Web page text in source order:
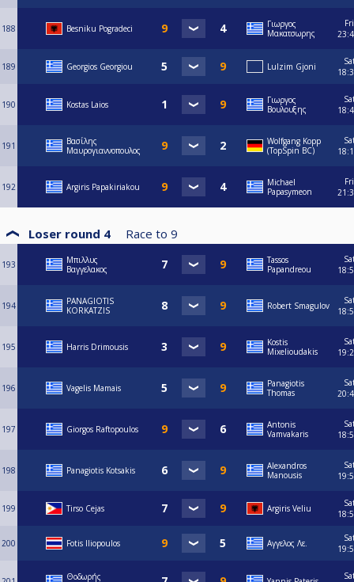
188 Besniku Pogradeci
Γιωργος
Μακατσωρης
Fri
189 Georgios Georgiou Lulzim Gjoni
190 Kostas Laios
Γιωργος
Βουλουξης
191
Βασίλης
Μαυρογιαννοπουλος
Wolfgang Kopp
(TopSpin BC)
192 Argiris Papakiriakou
Michael
Papasymeon
Fri
Loser round 4 Race to 9
193
Μπιλλυς
Βαγγελακος
Tassos
Papandreou
194
PANAGIOTIS
KORKATZIS
Robert Smagulov
195 Harris Drimousis
Kostis
Mixelioudakis
196 Vagelis Mamais
Panagiotis
Thomas
197 Giorgos Raftopoulos
Antonis
Vamvakaris
198 Panagiotis Kotsakis
Alexandros
Manousis
199 Tirso Cejas Argiris Veliu
200 Fotis Iliopoulos Αγγελος Λε.
Θοδωρής